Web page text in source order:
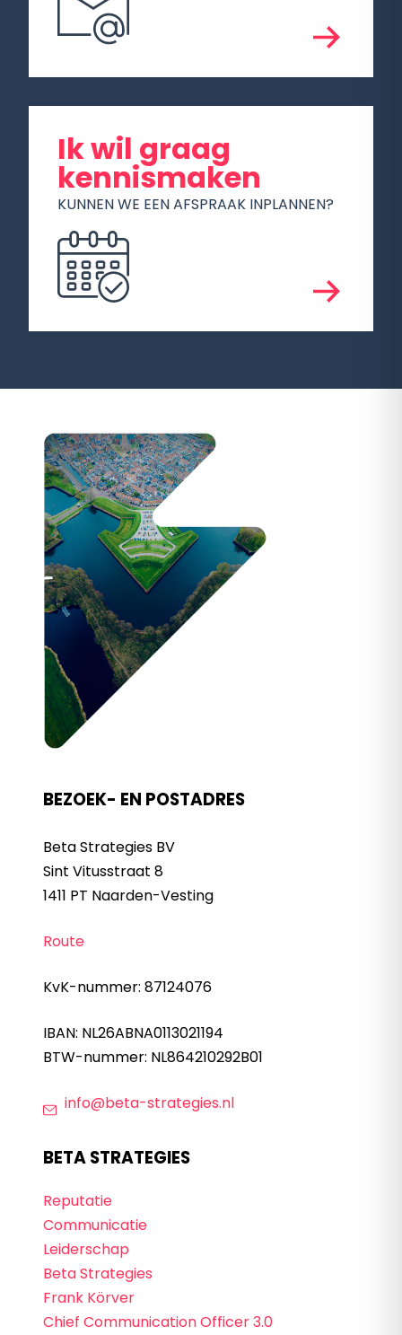
Ik wil graag
kennismaken
KUNNEN WE EEN AFSPRAAK INPLANNEN?
BEZOEK- EN POSTADRES
Beta Strategies BV
Sint Vitusstraat 8
1411 PT Naarden-Vesting
Route
KvK-nummer: 87124076
IBAN: NL26ABNA0113021194
BTW-nummer: NL864210292B01
info@beta-strategies.nl
BETA STRATEGIES
Reputatie
Communicatie
Leiderschap
Beta Strategies
Frank Körver
Chief Communication Officer 3.0